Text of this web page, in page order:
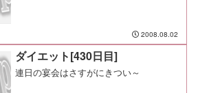
2008.08.02
ダイエット[430日目]
連日の宴会はさすがにきつい～